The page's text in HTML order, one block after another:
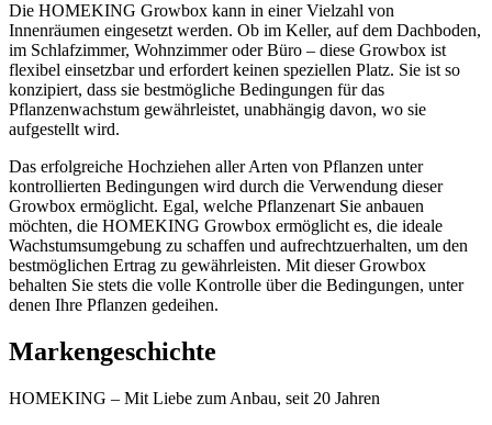
Die HOMEKING Growbox kann in einer Vielzahl von
Innenräumen eingesetzt werden. Ob im Keller, auf dem Dachboden,
im Schlafzimmer, Wohnzimmer oder Büro – diese Growbox ist
flexibel einsetzbar und erfordert keinen speziellen Platz. Sie ist so
konzipiert, dass sie bestmögliche Bedingungen für das
Pflanzenwachstum gewährleistet, unabhängig davon, wo sie
aufgestellt wird.
Das erfolgreiche Hochziehen aller Arten von Pflanzen unter
kontrollierten Bedingungen wird durch die Verwendung dieser
Growbox ermöglicht. Egal, welche Pflanzenart Sie anbauen
möchten, die HOMEKING Growbox ermöglicht es, die ideale
Wachstumsumgebung zu schaffen und aufrechtzuerhalten, um den
bestmöglichen Ertrag zu gewährleisten. Mit dieser Growbox
behalten Sie stets die volle Kontrolle über die Bedingungen, unter
denen Ihre Pflanzen gedeihen.
Markengeschichte
HOMEKING – Mit Liebe zum Anbau, seit 20 Jahren